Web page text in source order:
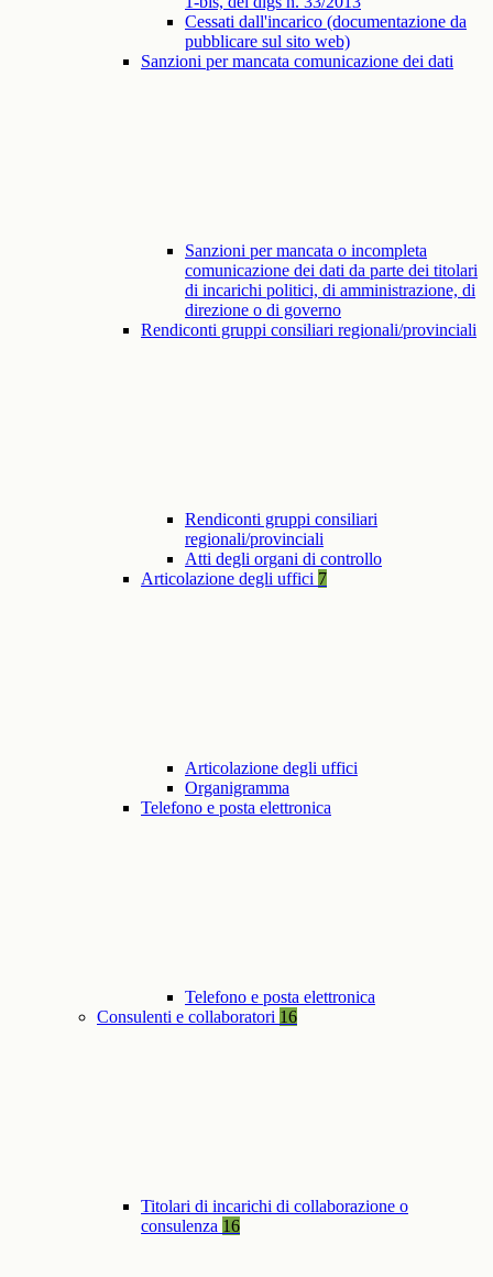
Cessati dall'incarico (documentazione da
pubblicare sul sito web)
Sanzioni per mancata comunicazione dei dati
Sanzioni per mancata o incompleta
comunicazione dei dati da parte dei titolari
di incarichi politici, di amministrazione, di
direzione o di governo
Rendiconti gruppi consiliari regionali/provinciali
Rendiconti gruppi consiliari
regionali/provinciali
Atti degli organi di controllo
Articolazione degli uffici 7
Articolazione degli uffici
Organigramma
Telefono e posta elettronica
Telefono e posta elettronica
Consulenti e collaboratori 16
Titolari di incarichi di collaborazione o
consulenza 16